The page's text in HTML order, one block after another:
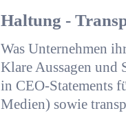
Haltung -
Was Unternehmen
Klare Aussagen und
in CEO-Statements
Medien) sowie